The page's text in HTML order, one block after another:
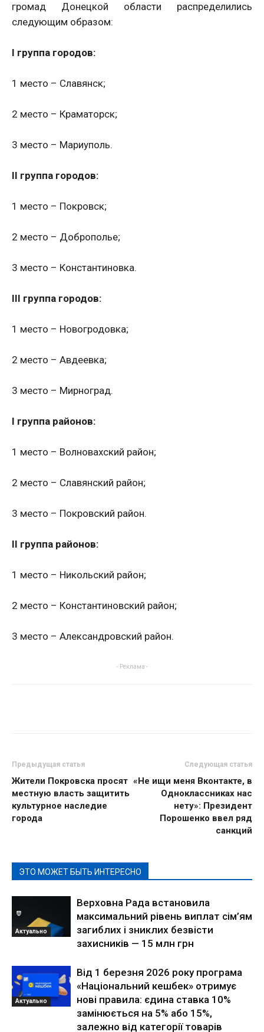
громад Донецкой области распределились
следующим образом:
I группа городов:
1 место – Славянск;
2 место – Краматорск;
3 место – Мариуполь.
II группа городов:
1 место – Покровск;
2 место – Доброполье;
3 место – Константиновка.
III группа городов:
1 место – Новогродовка;
2 место – Авдеевка;
3 место – Мирноград.
I группа районов:
1 место – Волновахский район;
2 место – Славянский район;
3 место – Покровский район.
II группа районов:
1 место – Никольский район;
2 место – Константиновский район;
3 место – Александровский район.
- Реклама -
Предыдущая статья
Жители Покровска просят
местную власть защитить
культурное наследие
города
Следующая статья
«Не ищи меня Вконтакте, в
Одноклассниках нас
нету»: Президент
Порошенко ввел ряд
санкций
ЭТО МОЖЕТ БЫТЬ ИНТЕРЕСНО
Актуально
Верховна Рада встановила
максимальний рівень виплат сім’ям
загиблих і зниклих безвісти
захисників — 15 млн грн
Актуально
Від 1 березня 2026 року програма
«Національний кешбек» отримує
нові правила: єдина ставка 10%
замінюється на 5% або 15%,
залежно від категорії товарів